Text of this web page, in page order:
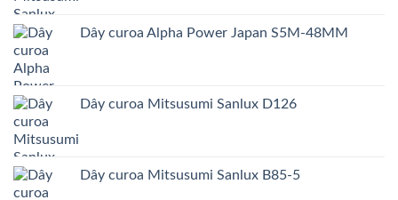
Dây curoa Alpha Power Japan S5M-48MM
Dây curoa Mitsusumi Sanlux D126
Dây curoa Mitsusumi Sanlux B85-5